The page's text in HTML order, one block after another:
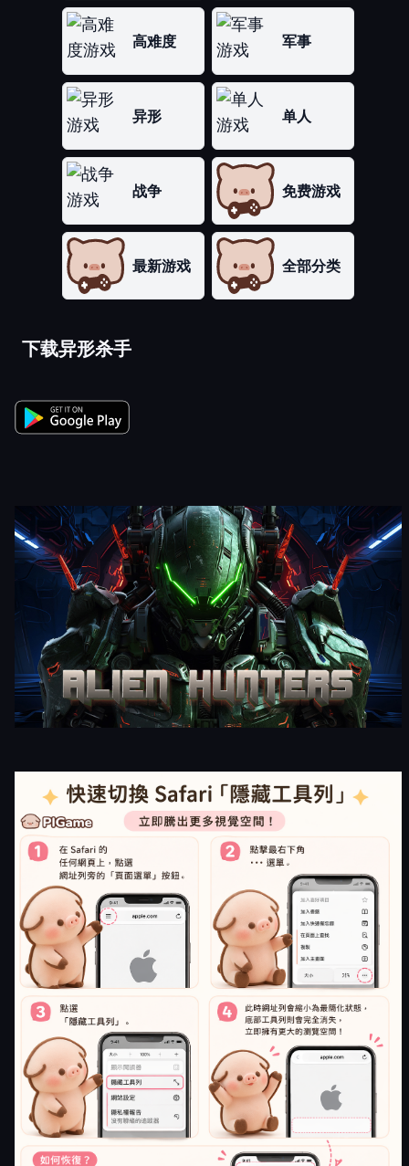
高难度 军事
异形 单人
战争 免费游戏
最新游戏 全部分类
下载异形杀手